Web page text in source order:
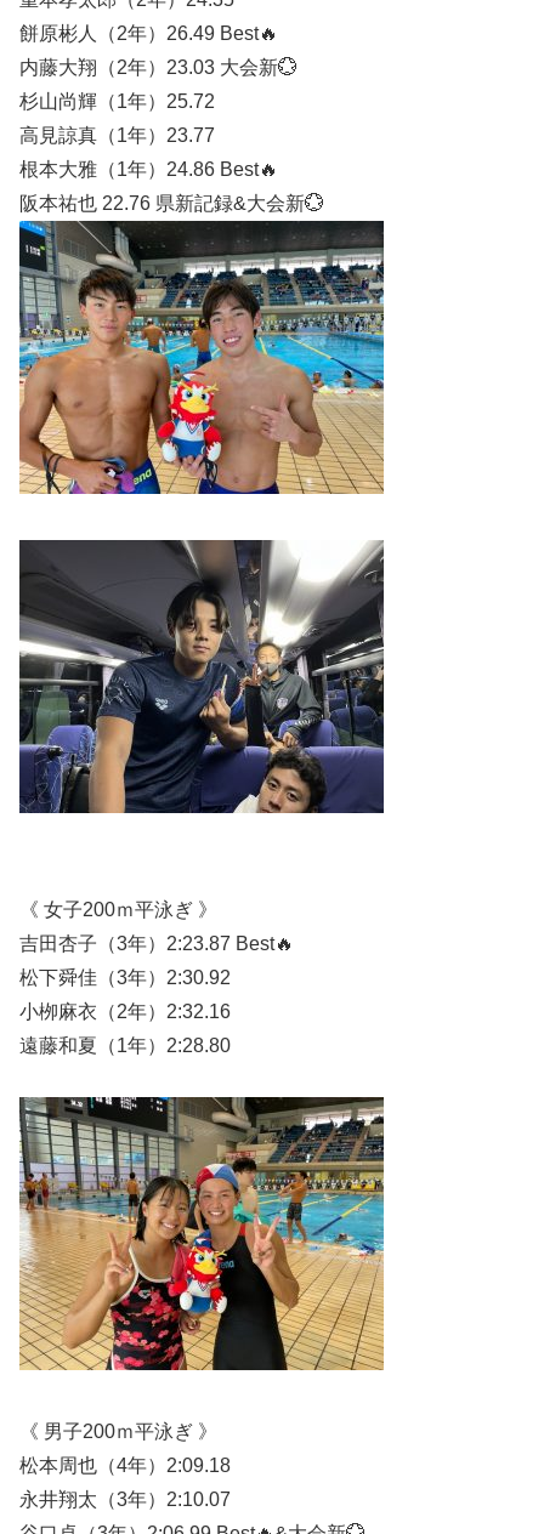
餅原彬人（2年）26.49 Best🔥
内藤大翔（2年）23.03 大会新💮
杉山尚輝（1年）25.72
高見諒真（1年）23.77
根本大雅（1年）24.86 Best🔥
阪本祐也 22.76 県新記録&大会新💮
《 女子200ｍ平泳ぎ 》
吉田杏子（3年）2:23.87 Best🔥
松下舜佳（3年）2:30.92
小栁麻衣（2年）2:32.16
遠藤和夏（1年）2:28.80
《 男子200ｍ平泳ぎ 》
松本周也（4年）2:09.18
永井翔太（3年）2:10.07